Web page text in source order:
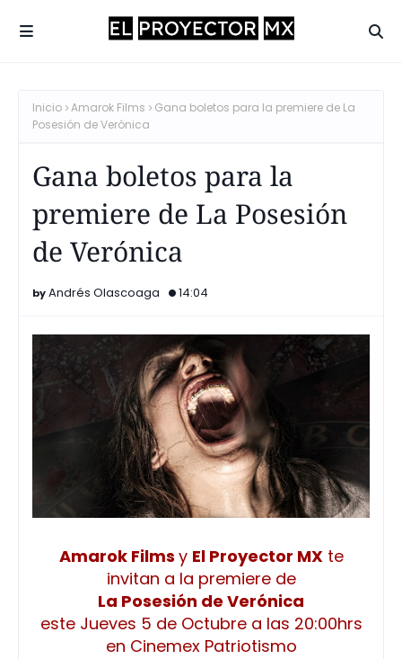
Inicio Amarok Films
Gana boletos para la premiere de La
Posesión de Verónica
Gana boletos para la
premiere de La Posesión
de Verónica
Andrés Olascoaga 14:04
Amarok Films y El Proyector MXte
invitan a la premiere de
La Posesión de Verónica
este Jueves 5 de Octubre a las 20:00hrs
en Cinemex Patriotismo